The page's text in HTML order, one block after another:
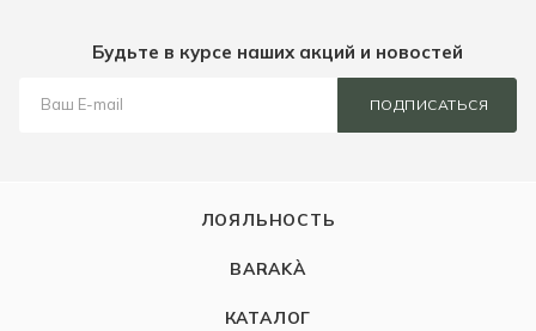
Будьте в курсе наших акций и новостей
ПОДПИСАТЬСЯ
ЛОЯЛЬНОСТЬ
BARAKÀ
КАТАЛОГ